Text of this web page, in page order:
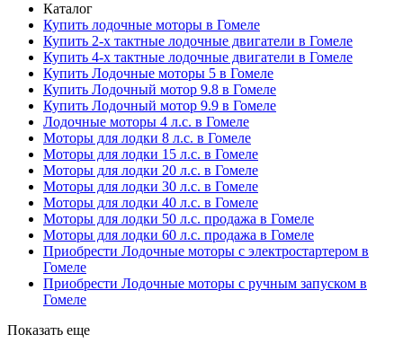
Каталог
Купить лодочные моторы в Гомеле
Купить 2-х тактные лодочные двигатели в Гомеле
Купить 4-х тактные лодочные двигатели в Гомеле
Купить Лодочные моторы 5 в Гомеле
Купить Лодочный мотор 9.8 в Гомеле
Купить Лодочный мотор 9.9 в Гомеле
Лодочные моторы 4 л.с. в Гомеле
Моторы для лодки 8 л.с. в Гомеле
Моторы для лодки 15 л.с. в Гомеле
Моторы для лодки 20 л.с. в Гомеле
Моторы для лодки 30 л.с. в Гомеле
Моторы для лодки 40 л.с. в Гомеле
Моторы для лодки 50 л.с. продажа в Гомеле
Моторы для лодки 60 л.с. продажа в Гомеле
Приобрести Лодочные моторы с электростартером в
Гомеле
Приобрести Лодочные моторы с ручным запуском в
Гомеле
Показать еще